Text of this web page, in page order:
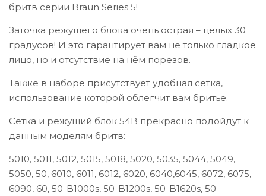
бритв серии Braun Series 5!
Заточка режущего блока очень острая – целых 30
градусов! И это гарантирует вам не только гладкое
лицо, но и отсутствие на нём порезов.
Также в наборе присутствует удобная сетка,
использование которой облегчит вам бритье.
Сетка и режущий блок 54B прекрасно подойдут к
данным моделям бритв:
5010, 5011, 5012, 5015, 5018, 5020, 5035, 5044, 5049,
5050, 50, 6010, 6011, 6012, 6020, 6040,6045, 6072, 6075,
6090, 60, 50-B1000s, 50-B1200s, 50-B1620s, 50-